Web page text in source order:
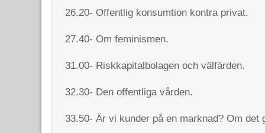
26.20- Offentlig konsumtion kontra privat.
27.40- Om feminismen.
31.00- Riskkapitalbolagen och välfärden.
32.30- Den offentliga vården.
33.50- Är vi kunder på en marknad? Om det